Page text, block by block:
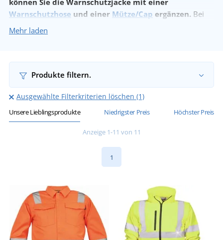
können Sie die Warnschutzjacke mit einer
Warnschutzhose und einer Mütze/Cap ergänzen. Bei
uns können Sie Warnschutzjacken auch
Mehr laden
Produkte filtern.
Ausgewählte Filterkriterien löschen (1)
Unsere Lieblingsprodukte Niedrigster Preis Höchster Preis
Anzeige 1-11 von 11
1